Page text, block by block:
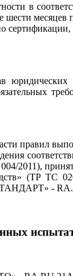
в
месяцев
правил
2011),
(ТР
-